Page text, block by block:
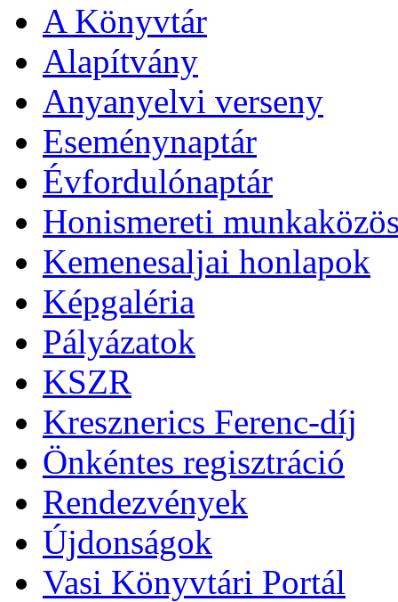
A Könyvtár
Alapítvány
Anyanyelvi verseny
Eseménynaptár
Évfordulónaptár
Honismereti
Kemenesaljai honlapok
Képgaléria
Pályázatok
KSZR
Kresznerics Ferenc-díj
Önkéntes regisztráció
Rendezvények
Újdonságok
Vasi Könyvtári Portál